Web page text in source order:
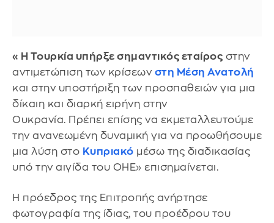
«Η Τουρκία υπήρξε σημαντικός εταίρος στην
αντιμετώπιση των κρίσεων στη Μέση Ανατολή
και στην υποστήριξη των προσπαθειών για μια
δίκαιη και διαρκή ειρήνη στην
Ουκρανία. Πρέπει επίσης να εκμεταλλευτούμε
την ανανεωμένη δυναμική για να προωθήσουμε
μια λύση στο Κυπριακό μέσω της διαδικασίας
υπό την αιγίδα του ΟΗΕ» επισημαίνεται.
Η πρόεδρος της Επιτροπής ανήρτησε
φωτογραφία της ίδιας, του προέδρου του